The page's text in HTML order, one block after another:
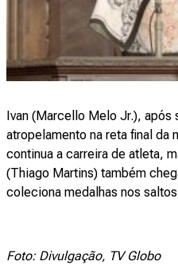
Ivan (Marcello Melo Jr.), após
atropelamento na reta final da
continua a carreira de atleta,
(Thiago Martins) também
coleciona medalhas nos
Foto: Divulgação, TV Globo